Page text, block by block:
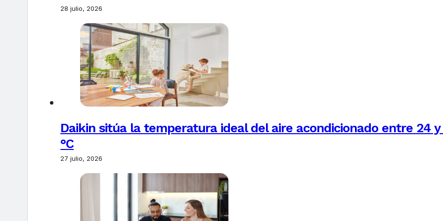
28 julio, 2026
Daikin sitúa la temperatura ideal del aire acondicionado entre 24 y
°C
27 julio, 2026